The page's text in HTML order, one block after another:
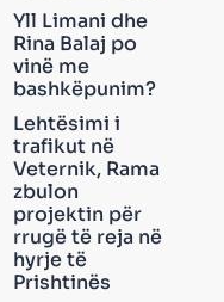
Yll Limani dhe
Rina Balaj po
vinë me
bashkëpunim?
Lehtësimi i
trafikut në
Veternik, Rama
zbulon
projektin për
rrugë të reja në
hyrje të
Prishtinës